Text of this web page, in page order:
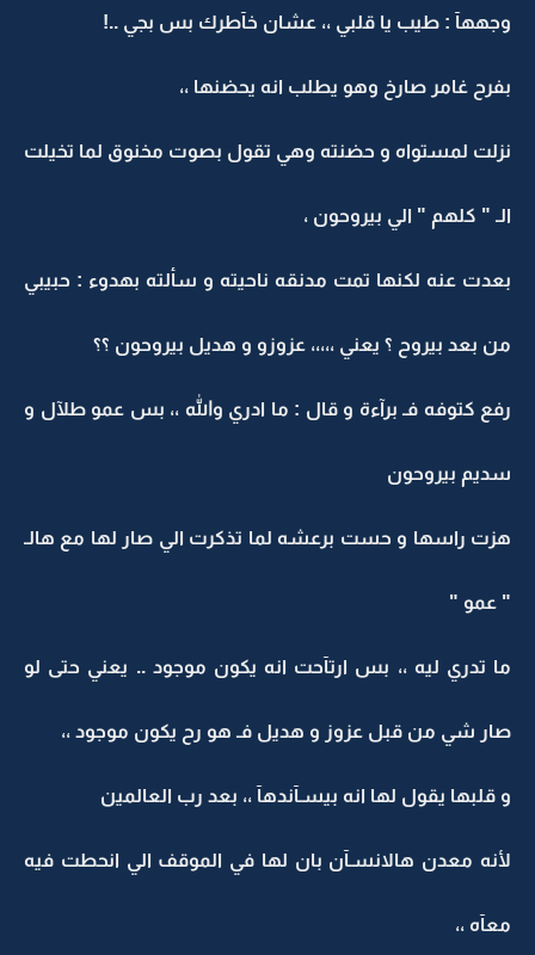
وجههآ : طيب يا قلبي ،، عشان خآطرك بس بجي ..!
بفرح غامر صارخ وهو يطلب انه يحضنها ،،
نزلت لمستواه و حضنته وهي تقول بصوت مخنوق لما تخيلت
الـ " كلهم " الي بيروحون ،
بعدت عنه لكنها تمت مدنقه ناحيته و سألته بهدوء : حبيبي
من بعد بيروح ؟ يعني ،،،،، عزوزو و هديل بيروحون ؟؟
رفع كتوفه فـ برآءة و قال : ما ادري والله ،، بس عمو طلآل و
سديم بيروحون
هزت راسها و حست برعشه لما تذكرت الي صار لها مع هالـ
" عمو "
ما تدري ليه ،، بس ارتآحت انه يكون موجود .. يعني حتى لو
صار شي من قبل عزوز و هديل فـ هو رح يكون موجود ،،
و قلبها يقول لها انه بيسـآندهآ ،، بعد رب العالمين
لأنه معدن هالانسـآن بان لها في الموقف الي انحطت فيه
معآه ،،